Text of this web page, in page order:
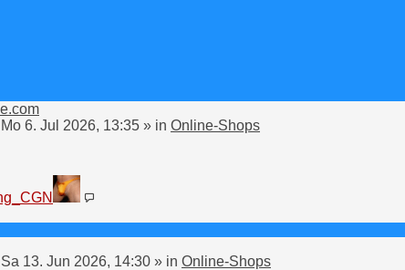
Mo 6. Jul 2026, 13:35 » in Online-Shops
Sa 13. Jun 2026, 14:30 » in Online-Shops